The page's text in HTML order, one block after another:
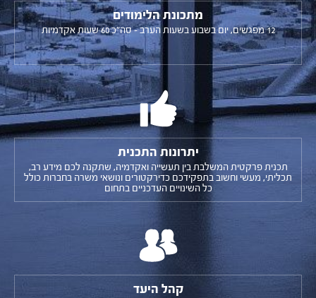
מתכונת הלימודים
12 מפגשים, יום בשבוע בשעות הערב - סה"כ 60 שעות אקדמיות
יתרונות התכנית
תכנית פרקטית המשלבת בין תעשייה ואקדמיה, שתקנה לכם מידע רב,
תכליתי, מעשי וחשוב בתפקידכם כדירקטורים ונושאי משרה בחברות כולל
כל השינויים העדכניים בתחום
קהל היעד